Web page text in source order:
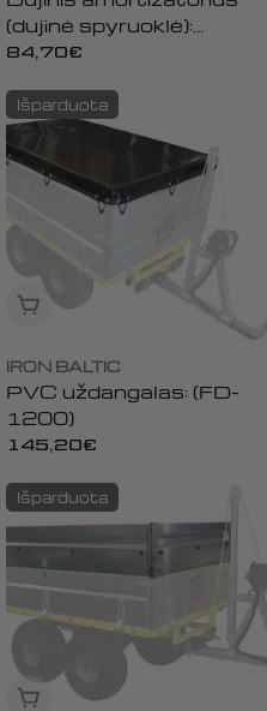
(dujinė spyruoklė):
(Offroad 500)
Įprasta
84,70€
Išparduota
Išparduota
IRON BALTIC
PVC uždangalas: (FD-
1200)
Įprasta
145,20€
Išparduota
Išparduota